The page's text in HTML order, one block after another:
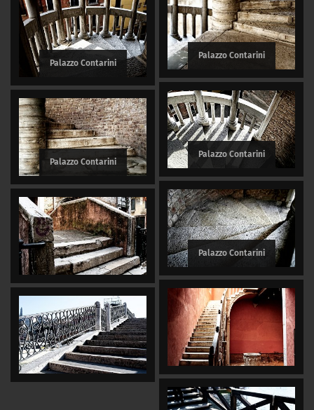
Palazzo Contarini
Palazzo Contarini
Palazzo Contarini
Palazzo Contarini
Palazzo Contarini